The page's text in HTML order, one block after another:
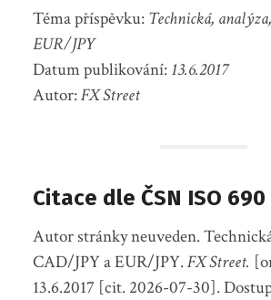
Téma příspěvku: Technická,
EUR/JPY
Datum publikování: 13.6.2017
Autor:FX Street
Citace dle ČSN ISO 690
Autor stránky neuveden.
CAD/JPY a EUR/JPY.FX Street.
13.6.2017 [cit. 2026-07-30].